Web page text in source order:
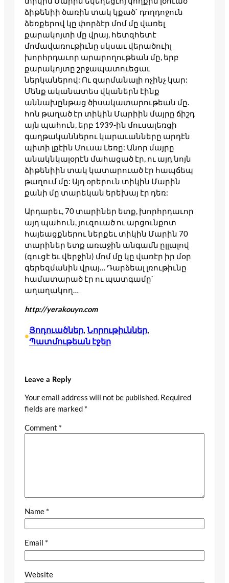
ձիթենիի ծառին տակ կքած` դողդոջուն
ձեռքերով կը փորձէր մոմ մը վառել
քարակոյտի մը վրայ, հետզհետէ
մոմավառութիւնը սկսաւ վերածուիլ
խորհրդաւոր արարողութեան մը, երբ
քարակոյտը շրջապատուեցաւ
ներկաներով: Ու զարմանալի ոչինչ կար:
Մենք ականատես վկաներն էինք
աննախընթաց ծիսակատարութեան մը.
հոն թաղած էր տիկին Մարիին մայրը ճիշդ
այն պահուն, երբ 1939-ին մուսալեռցի
գաղթականներու կարաւանները արդէն
պիտի լքէին Մուսա Լեռը: Անոր մայրը
անակնկալօրէն մահացած էր, ու այդ նոյն
ձիթենիին տակ կատարուած էր հապճեպ
թաղում մը: Այդ օրերուն տիկին Մարին
քանի մը տարեկան երեխայ էր դեռ:
Արդարեւ, 70 տարիներ ետք, խորհրդաւոր
այդ պահուն, յուզուած ու արցունքոտ
հայեացքներու ներքեւ տիկին Մարին 70
տարիներ ետք առաջին անգամն ըլլալով
(գուցէ եւ վերջին) մոմ մը կը վառէր իր մօր
գերեզմանին վրայ… Դարձեալ լռութիւնը
համատարած էր ու պատգամը`
աղաղակող…
http://yerakouyn.com
•
Յոդուածներ, Նորութիւններ
Պատմութեան էջեր
Leave a Reply
Your email address will not be published. Required
fields are marked *
Comment *
Name *
Email *
Website